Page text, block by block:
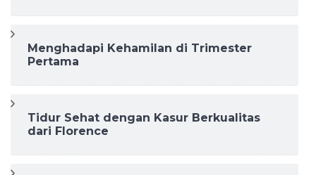
Menghadapi Kehamilan di Trimester
Pertama
Tidur Sehat dengan Kasur Berkualitas
dari Florence